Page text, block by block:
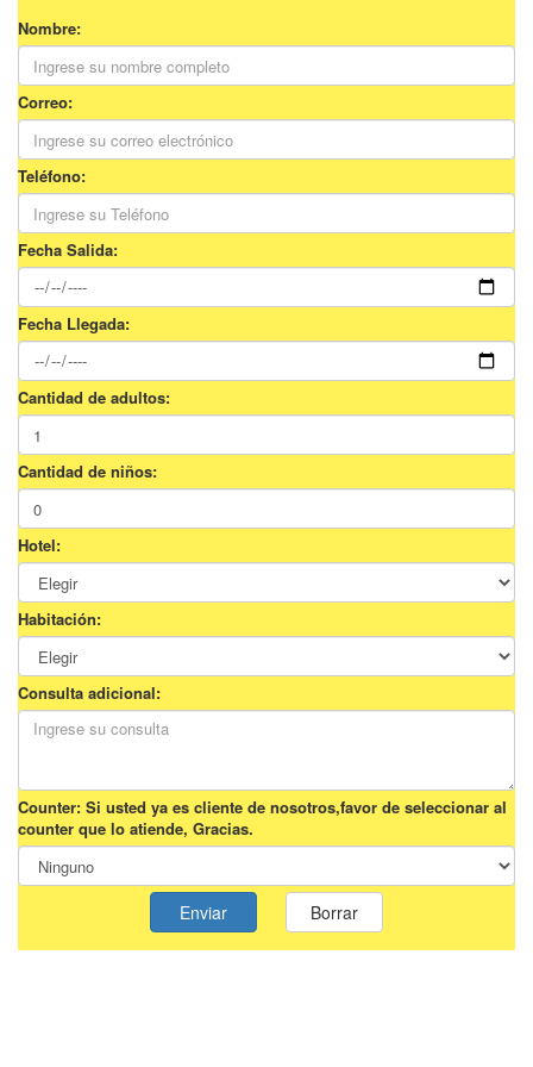
Nombre:
Correo:
Teléfono:
Fecha Salida:
Fecha Llegada:
Cantidad de adultos:
Cantidad de niños:
Hotel:
Habitación:
Consulta adicional:
Counter: Si usted ya es cliente de nosotros,favor de seleccionar al
counter que lo atiende, Gracias.
Enviar Borrar